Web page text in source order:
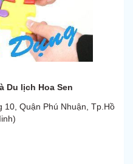
Du lịch Hoa Sen
10, Quận Phú Nhuận, Tp.Hồ